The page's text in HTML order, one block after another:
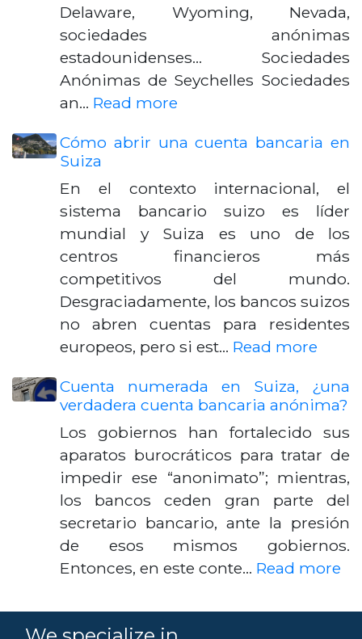
Delaware, Wyoming, Nevada,
sociedades anónimas
estadounidenses... Sociedades
Anónimas de Seychelles Sociedades
an… Read more
Cómo abrir una cuenta bancaria en
Suiza
En el contexto internacional, el
sistema bancario suizo es líder
mundial y Suiza es uno de los
centros financieros más
competitivos del mundo.
Desgraciadamente, los bancos suizos
no abren cuentas para residentes
europeos, pero si est… Read more
Cuenta numerada en Suiza, ¿una
verdadera cuenta bancaria anónima?
Los gobiernos han fortalecido sus
aparatos burocráticos para tratar de
impedir ese “anonimato”; mientras,
los bancos ceden gran parte del
secretario bancario, ante la presión
de esos mismos gobiernos.
Entonces, en este conte… Read more